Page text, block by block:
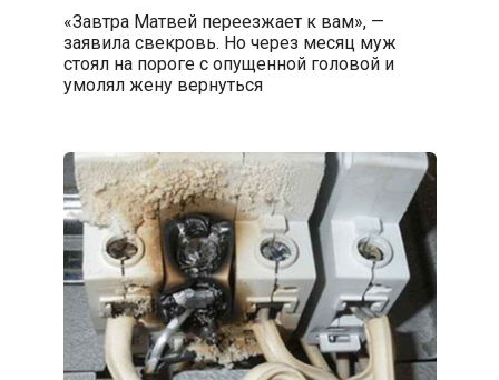
«Завтра Матвей переезжает к вам», —
заявила свекровь. Но через месяц муж
стоял на пороге с опущенной головой и
умолял жену вернуться